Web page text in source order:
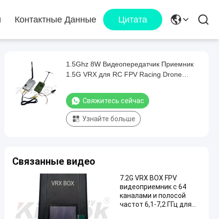
Контактные Данные Цитата
1.5Ghz 8W Видеопередатчик Приемник
1.5G VRX для RC FPV Racing Drone
Свяжитесь сейчас
Узнайте больше
Связанные видео
7.2G VRX BOX FPV
видеоприемник с 64
каналами и полосой
частот 6,1-7,2 ГГц для